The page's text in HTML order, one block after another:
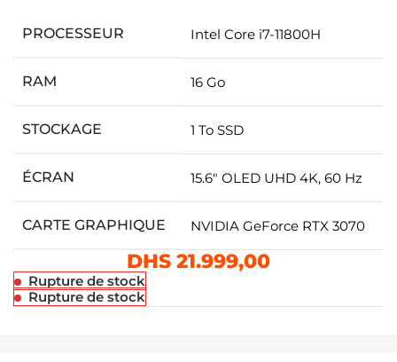
PROCESSEUR Intel Core i7-11800H
RAM 16 Go
STOCKAGE 1 To SSD
ÉCRAN 15.6″ OLED UHD 4K, 60 Hz
CARTE GRAPHIQUE NVIDIA GeForce RTX 3070
DHS21.999,00
Rupture de stock
Rupture de stock